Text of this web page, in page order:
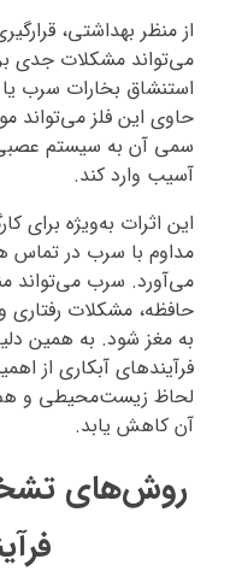
از منظر بهداشتی،
می‌تواند مشکلات جدی
استنشاق بخارات سرب
حاوی این فلز
سمی آن به سیستم
آسیب وارد کند.
این اثرات به‌ویژه برای
مداوم با سرب در تماس
می‌آورد. سرب می‌تواند
حافظه، مشکلات
به مغز شود. به همین
فرآیندهای آبکاری از
لحاظ زیست‌محیطی و
آن کاهش یابد.
روش‌های